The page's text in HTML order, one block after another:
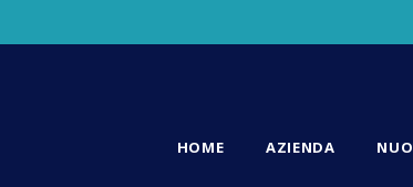
HOME AZIENDA